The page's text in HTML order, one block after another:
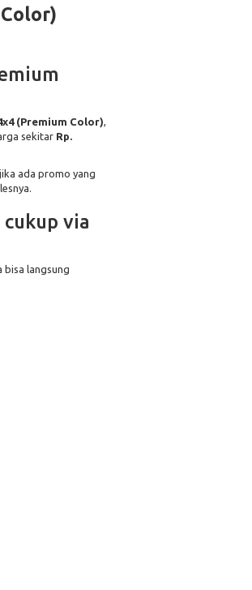
(Premium Color),
sekitar Rp.
ada promo yang
via
bisa langsung